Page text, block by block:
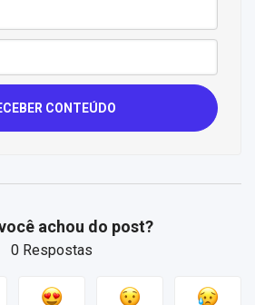
CONTEÚDO
achou do post?
0 Respostas